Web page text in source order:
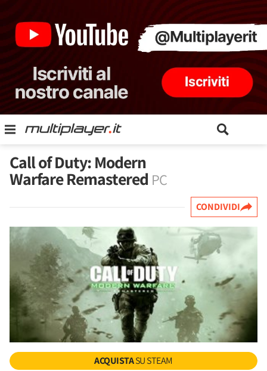
Call of Duty: Modern
Warfare Remastered PC
CONDIVIDI
ACQUISTASU STEAM